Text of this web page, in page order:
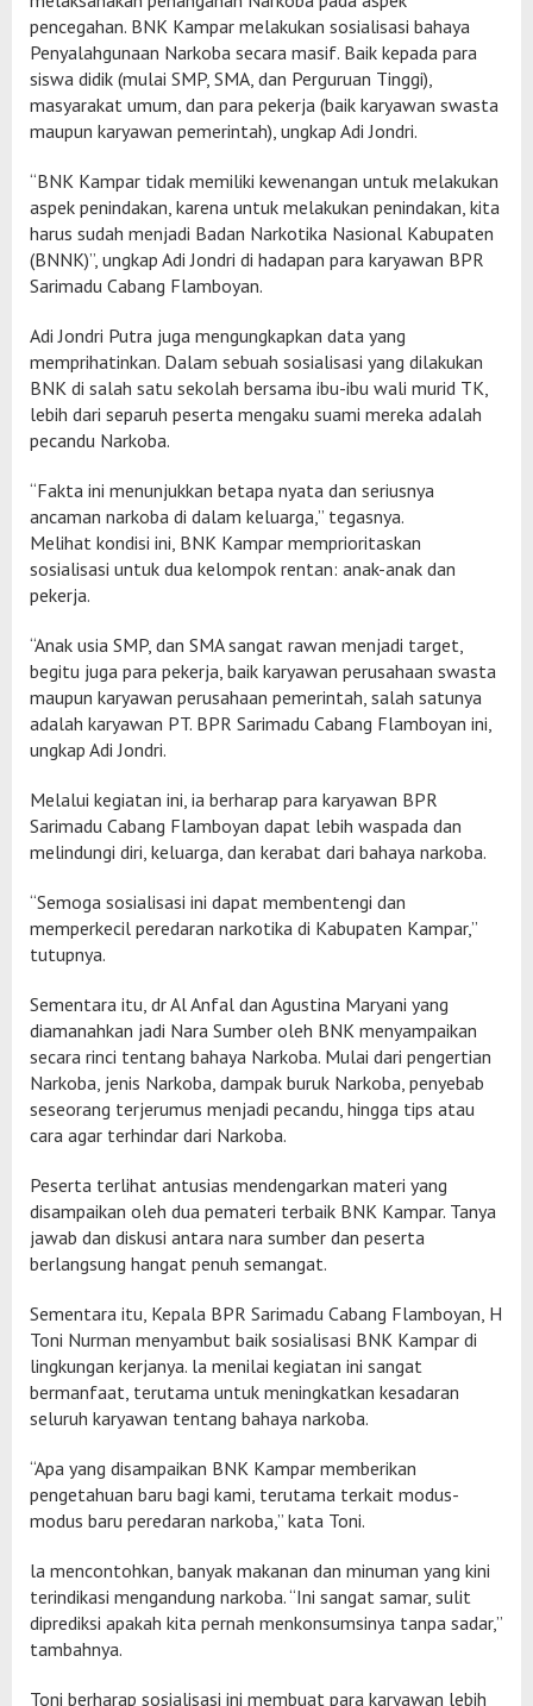
pencegahan. BNK Kampar melakukan sosialisasi bahaya
Penyalahgunaan Narkoba secara masif. Baik kepada para
siswa didik (mulai SMP, SMA, dan Perguruan Tinggi),
masyarakat umum, dan para pekerja (baik karyawan swasta
maupun karyawan pemerintah), ungkap Adi Jondri.
“BNK Kampar tidak memiliki kewenangan untuk melakukan
aspek penindakan, karena untuk melakukan penindakan, kita
harus sudah menjadi Badan Narkotika Nasional Kabupaten
(BNNK)”, ungkap Adi Jondri di hadapan para karyawan BPR
Sarimadu Cabang Flamboyan.
Adi Jondri Putra juga mengungkapkan data yang
memprihatinkan. Dalam sebuah sosialisasi yang dilakukan
BNK di salah satu sekolah bersama ibu-ibu wali murid TK,
lebih dari separuh peserta mengaku suami mereka adalah
pecandu Narkoba.
“Fakta ini menunjukkan betapa nyata dan seriusnya
ancaman narkoba di dalam keluarga,” tegasnya.
​Melihat kondisi ini, BNK Kampar memprioritaskan
sosialisasi untuk dua kelompok rentan: anak-anak dan
pekerja.
“Anak usia SMP, dan SMA sangat rawan menjadi target,
begitu juga para pekerja, baik karyawan perusahaan swasta
maupun karyawan perusahaan pemerintah, salah satunya
adalah karyawan PT. BPR Sarimadu Cabang Flamboyan ini,
ungkap Adi Jondri.
​Melalui kegiatan ini, ia berharap para karyawan BPR
Sarimadu Cabang Flamboyan dapat lebih waspada dan
melindungi diri, keluarga, dan kerabat dari bahaya narkoba.
“Semoga sosialisasi ini dapat membentengi dan
memperkecil peredaran narkotika di Kabupaten Kampar,”
tutupnya.
Sementara itu, dr Al Anfal dan Agustina Maryani yang
diamanahkan jadi Nara Sumber oleh BNK menyampaikan
secara rinci tentang bahaya Narkoba. Mulai dari pengertian
Narkoba, jenis Narkoba, dampak buruk Narkoba, penyebab
seseorang terjerumus menjadi pecandu, hingga tips atau
cara agar terhindar dari Narkoba.
Peserta terlihat antusias mendengarkan materi yang
disampaikan oleh dua pemateri terbaik BNK Kampar. Tanya
jawab dan diskusi antara nara sumber dan peserta
berlangsung hangat penuh semangat.
Sementara itu, Kepala BPR Sarimadu Cabang Flamboyan, H
Toni Nurman menyambut baik sosialisasi BNK Kampar di
lingkungan kerjanya. la menilai kegiatan ini sangat
bermanfaat, terutama untuk meningkatkan kesadaran
seluruh karyawan tentang bahaya narkoba.
“Apa yang disampaikan BNK Kampar memberikan
pengetahuan baru bagi kami, terutama terkait modus-
modus baru peredaran narkoba,” kata Toni.
la mencontohkan, banyak makanan dan minuman yang kini
terindikasi mengandung narkoba. “Ini sangat samar, sulit
diprediksi apakah kita pernah menkonsumsinya tanpa sadar,”
tambahnya.
Toni berharap sosialisasi ini membuat para karyawan lebih